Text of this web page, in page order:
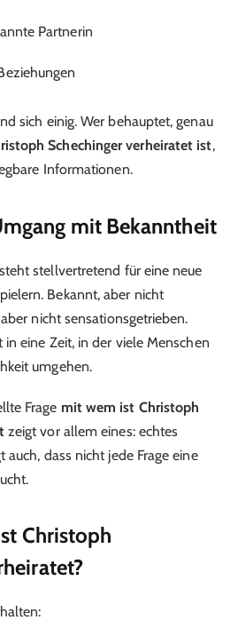
Partnerin
sich einig. Wer behauptet, genau
Schechinger verheiratet ist,
Informationen.
mit Bekanntheit
stellvertretend für eine neue
Bekannt, aber nicht
nicht sensationsgetrieben.
eine Zeit, in der viele Menschen
umgehen.
Frage mit wem ist Christoph
zeigt vor allem eines: echtes
auch, dass nicht jede Frage eine
Christoph